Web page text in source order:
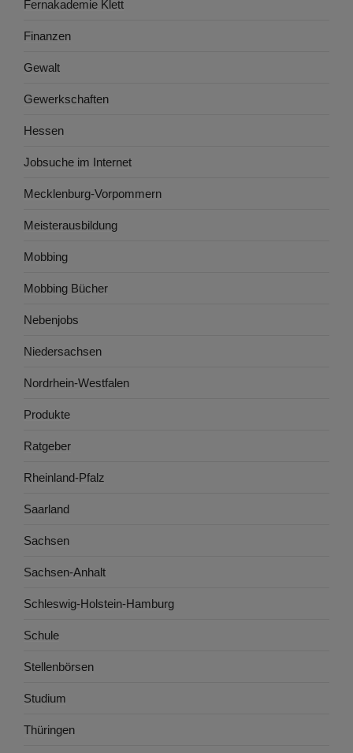
Fernakademie Klett
Finanzen
Gewalt
Gewerkschaften
Hessen
Jobsuche im Internet
Mecklenburg-Vorpommern
Meisterausbildung
Mobbing
Mobbing Bücher
Nebenjobs
Niedersachsen
Nordrhein-Westfalen
Produkte
Ratgeber
Rheinland-Pfalz
Saarland
Sachsen
Sachsen-Anhalt
Schleswig-Holstein-Hamburg
Schule
Stellenbörsen
Studium
Thüringen